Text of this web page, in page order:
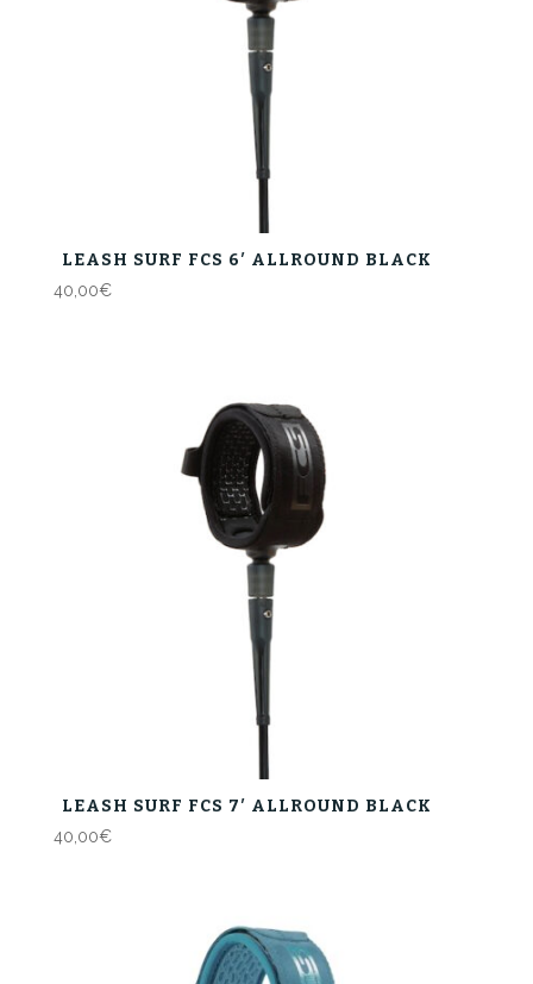
LEASH SURF FCS 6′ ALLROUND BLACK
40,00€
LEASH SURF FCS 7′ ALLROUND BLACK
40,00€